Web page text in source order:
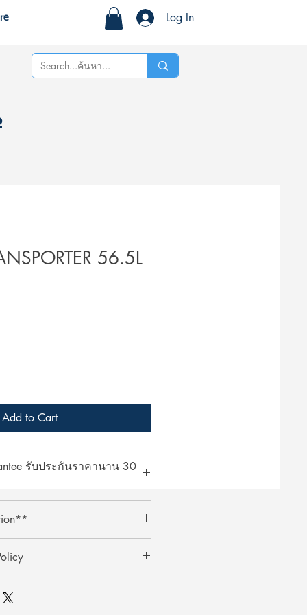
Log In
56.5L
Add to Cart
รับประกันราคานาน 30
within 30 days of your
your payment receipt, and we'll
อย่างมั่นใจ! หากพบว่าราคาสินค้า
า